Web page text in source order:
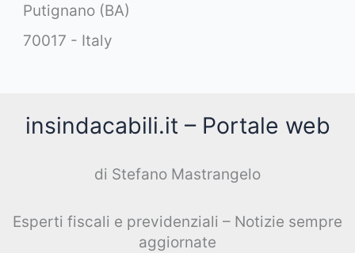
Putignano (BA)
70017 - Italy
insindacabili.it – Portale web
di Stefano Mastrangelo
Esperti fiscali e previdenziali – Notizie sempre
aggiornate